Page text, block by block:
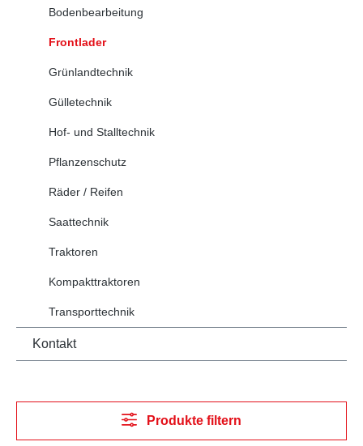
Bodenbearbeitung
Frontlader
Grünlandtechnik
Gülletechnik
Hof- und Stalltechnik
Pflanzenschutz
Räder / Reifen
Saattechnik
Traktoren
Kompakttraktoren
Transporttechnik
Kontakt
Produkte filtern